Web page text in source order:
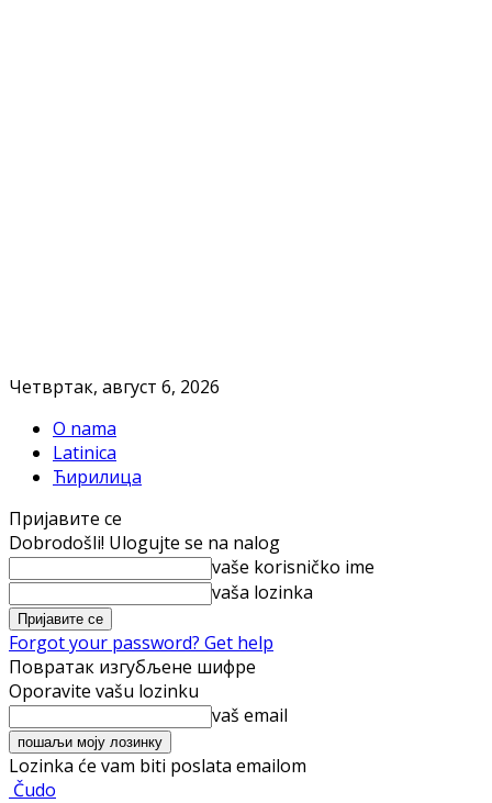
Четвртак, август 6, 2026
O nama
Latinica
Ћирилица
Пријавите се
Dobrodošli! Ulogujte se na nalog
vaše korisničko ime
vaša lozinka
Forgot your password? Get help
Повратак изгубљене шифре
Oporavite vašu lozinku
vaš email
Lozinka će vam biti poslata emailom
Čudo